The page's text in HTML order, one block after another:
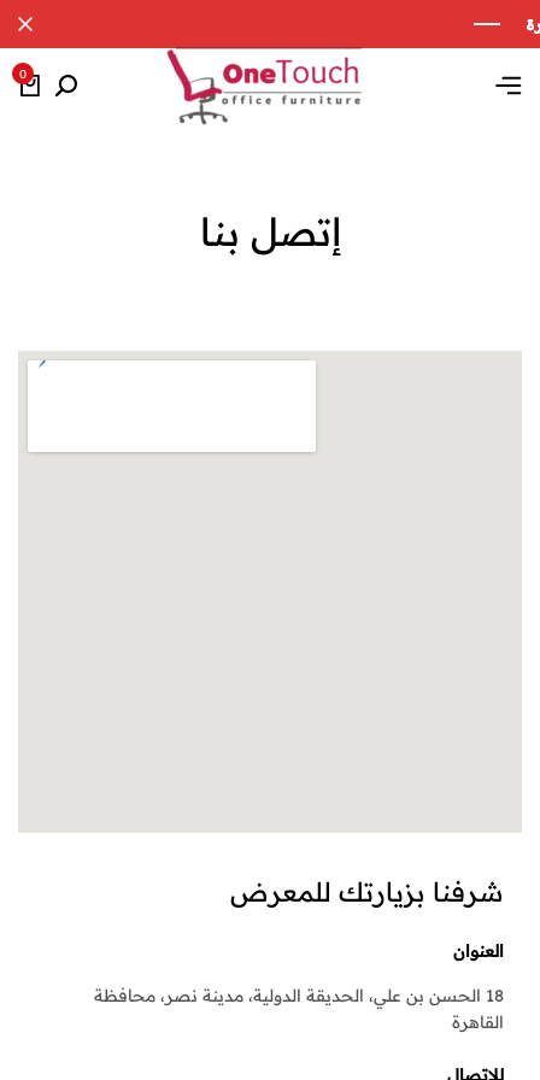
0
إتصل بنا
شرفنا بزيارتك للمعرض
العنوان
18 الحسن بن علي، الحديقة الدولية، مدينة نصر، محافظة
القاهرة
للإتصال